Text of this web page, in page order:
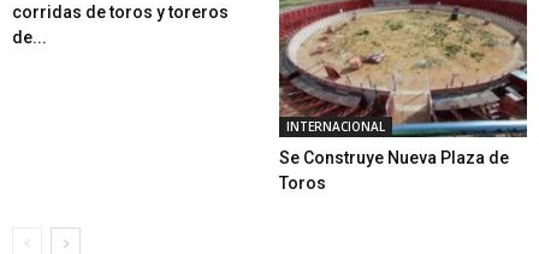
corridas de toros y toreros
de...
INTERNACIONAL
Se Construye Nueva Plaza de
Toros